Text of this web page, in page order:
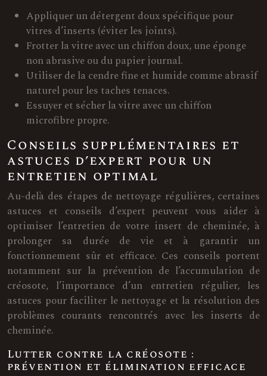
Appliquer un détergent doux spécifique pour
vitres d’inserts (éviter les joints).
Frotter la vitre avec un chiffon doux, une éponge
non abrasive ou du papier journal.
Utiliser de la cendre fine et humide comme abrasif
naturel pour les taches tenaces.
Essuyer et sécher la vitre avec un chiffon
microfibre propre.
Conseils supplémentaires et
astuces d’expert pour un
entretien optimal
Au-delà des étapes de nettoyage régulières, certaines
astuces et conseils d’expert peuvent vous aider à
optimiser l’entretien de votre insert de cheminée, à
prolonger sa durée de vie et à garantir un
fonctionnement sûr et efficace. Ces conseils portent
notamment sur la prévention de l’accumulation de
créosote, l’importance d’un entretien régulier, les
astuces pour faciliter le nettoyage et la résolution des
problèmes courants rencontrés avec les inserts de
cheminée.
Lutter contre la créosote :
prévention et élimination efficace